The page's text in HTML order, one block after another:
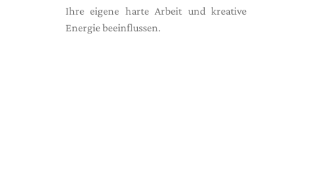
Ihre eigene harte Arbeit und kreative
Energie beeinflussen.